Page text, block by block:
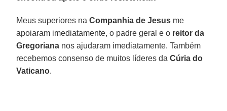
Meus superiores naCompanhia de Jesus me
apoiaram imediatamente, o padre geral e o reitor da
Gregoriana nos ajudaram imediatamente. Também
recebemos consenso de muitos líderes daCúria do
Vaticano.